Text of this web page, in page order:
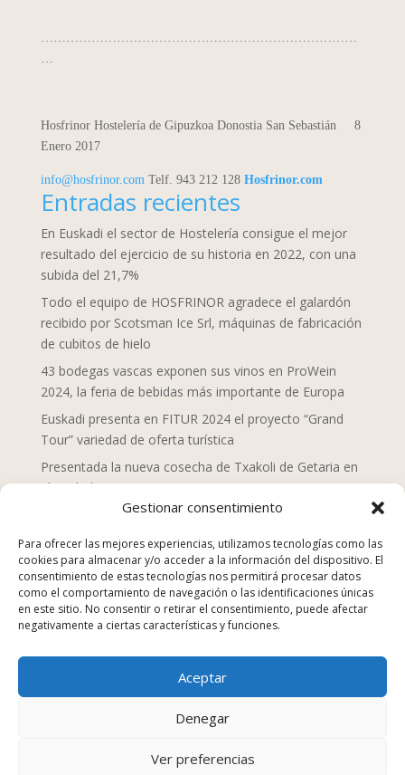
Gestionar consentimiento
Para ofrecer las mejores experiencias, utilizamos tecnologías como las
cookies para almacenar y/o acceder a la información del dispositivo. El
consentimiento de estas tecnologías nos permitirá procesar datos
como el comportamiento de navegación o las identificaciones únicas
en este sitio. No consentir o retirar el consentimiento, puede afectar
negativamente a ciertas características y funciones.
Aceptar
Denegar
Ver preferencias
Hosfrinor Hostelería de Gipuzkoa Donostia San Sebastián 8
Enero 2017
info@hosfrinor.com Telf. 943 212 128 Hosfrinor.com
Entradas recientes
En Euskadi el sector de Hostelería consigue el mejor
resultado del ejercicio de su historia en 2022, con una
subida del 21,7%
Todo el equipo de HOSFRINOR agradece el galardón
recibido por Scotsman Ice Srl, máquinas de fabricación
de cubitos de hielo
43 bodegas vascas exponen sus vinos en ProWein
2024, la feria de bebidas más importante de Europa
Euskadi presenta en FITUR 2024 el proyecto “Grand
Tour” variedad de oferta turística
Presentada la nueva cosecha de Txakoli de Getaria en
el Txakolin Eguna 2024
Doce chefs de Mahaia despliegan una nueva mirada
sobre la gastronomía vasca
San Sebastián Gastronomika Euskadi Basque Country
2023, campaña “La comida no se tira”
Los establecimientos de hostelería suponen el 25% de
los equipamientos y servicios en Euskadi en 2022
Euskadi Gastronomika, turismo gastronómico
sostenible, nuevo sitio web